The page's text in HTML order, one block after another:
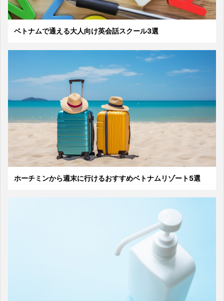
ベトナムで通える大人向け英会話スクール3選
ホーチミンから週末に行けるおすすめベトナムリゾート5選